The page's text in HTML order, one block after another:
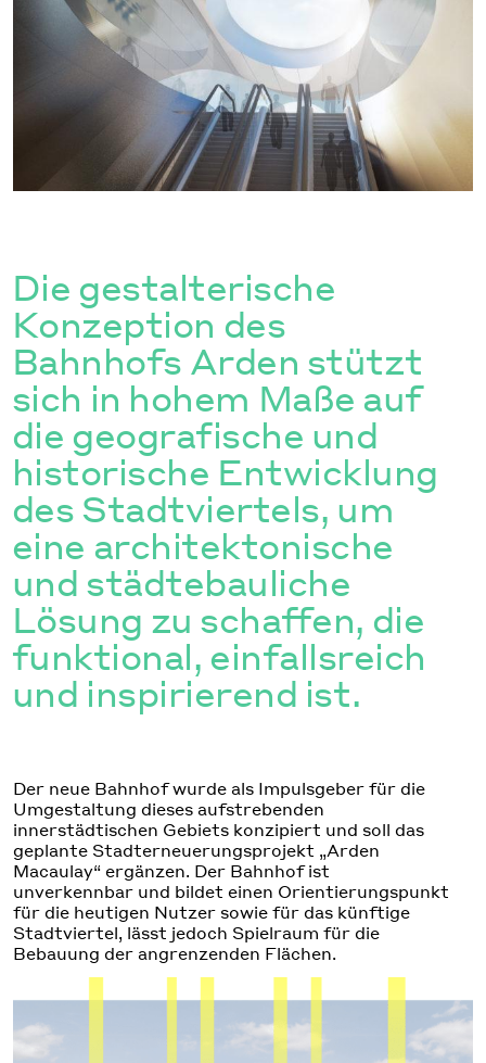
Die gestalterische
Konzeption des
Bahnhofs Arden stützt
sich in hohem Maße auf
die geografische und
historische Entwicklung
des Stadtviertels, um
eine architektonische
und städtebauliche
Lösung zu schaffen, die
funktional, einfallsreich
und inspirierend ist.
Der neue Bahnhof wurde als Impulsgeber für die
Umgestaltung dieses aufstrebenden
innerstädtischen Gebiets konzipiert und soll das
geplante Stadterneuerungsprojekt „Arden
Macaulay“ ergänzen. Der Bahnhof ist
unverkennbar und bildet einen Orientierungspunkt
für die heutigen Nutzer sowie für das künftige
Stadtviertel, lässt jedoch Spielraum für die
Bebauung der angrenzenden Flächen.